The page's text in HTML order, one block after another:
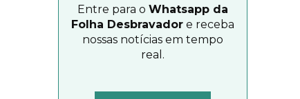
Entre para o Whatsapp da
Folha Desbravador e receba
nossas notícias em tempo
real.